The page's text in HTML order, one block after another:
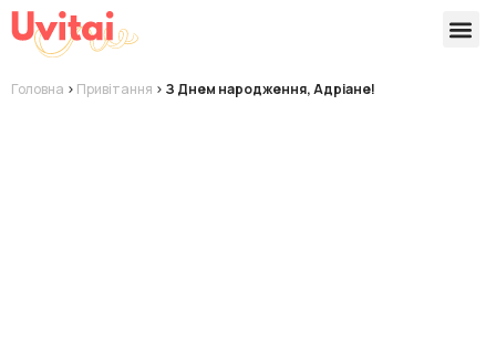
Головна > Привітання > З Днем народження, Адріане!